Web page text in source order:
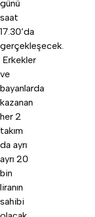
günü
saat
17.30’da
gerçekleşecek.
Erkekler
ve
bayanlarda
kazanan
her 2
takım
da ayrı
ayrı 20
bin
liranın
sahibi